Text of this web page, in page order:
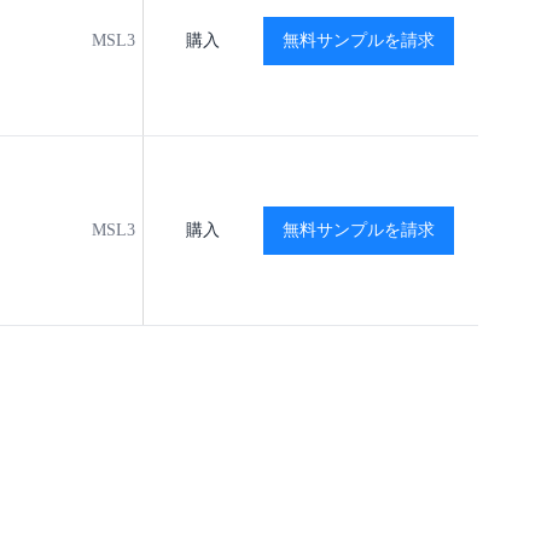
MSL3 -40℃ to +85℃ 閲覧
購入 無料サンプルを請求
MSL3 -40℃ to +85℃ 閲覧
購入 無料サンプルを請求